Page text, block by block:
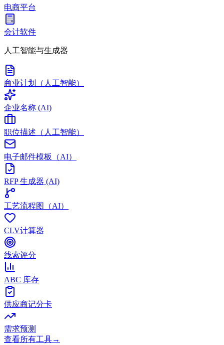
电商平台
会计软件
人工智能与生成器
商业计划（人工智能）
企业名称 (AI)
职位描述（人工智能）
电子邮件模板（AI）
RFP 生成器 (AI)
工艺流程图（AI）
CLV计算器
线索评分
ABC 库存
供应商记分卡
需求预测
查看所有工具→